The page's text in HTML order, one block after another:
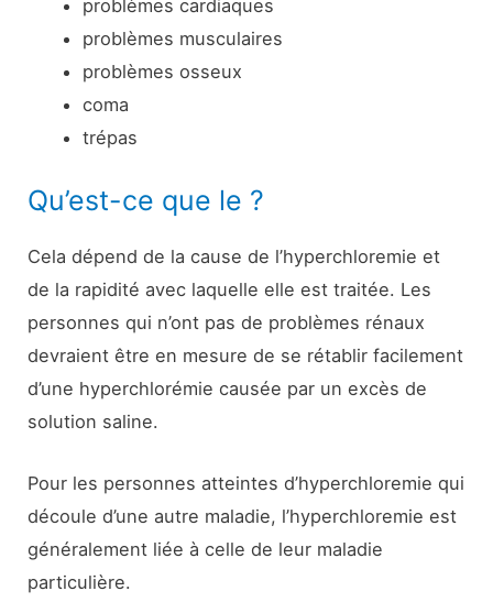
problèmes cardiaques
problèmes musculaires
problèmes osseux
coma
trépas
Qu’est-ce que le ?
Cela dépend de la cause de l’hyperchloremie et
de la rapidité avec laquelle elle est traitée. Les
personnes qui n’ont pas de problèmes rénaux
devraient être en mesure de se rétablir facilement
d’une hyperchlorémie causée par un excès de
solution saline.
Pour les personnes atteintes d’hyperchloremie qui
découle d’une autre maladie, l’hyperchloremie est
généralement liée à celle de leur maladie
particulière.